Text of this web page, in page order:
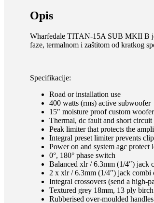
Opis
Wharfedale TITAN-15A SUB MKII B je
faze, termalnom i zaštitom od kratkog
Specifikacije:
Road or installation use
400 watts (rms) active subwoofer
15″ moisture proof custom woofer
Thermal, dc fault and short circuit
Peak limiter that protects the
Integral preset limiter prevents
Power on and system agc protect
0°, 180° phase switch
Balanced xlr / 6.3mm (1/4″) jack
2 x xlr / 6.3mm (1/4″) jack combi
Integral crossovers (send a high-
Textured grey 18mm, 13 ply
Rubberised over-moulded handles